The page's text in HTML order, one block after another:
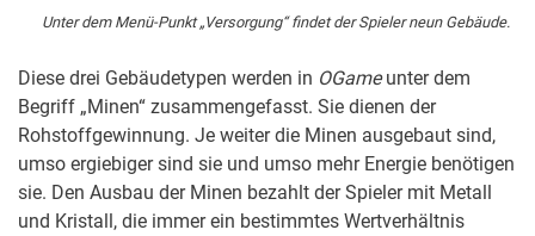
Unter dem Menü-Punkt „Versorgung“ findet der Spieler neun Gebäude.
Diese drei Gebäudetypen werden in OGameunter dem
Begriff „Minen“ zusammengefasst. Sie dienen der
Rohstoffgewinnung. Je weiter die Minen ausgebaut sind,
umso ergiebiger sind sie und umso mehr Energie benötigen
sie. Den Ausbau der Minen bezahlt der Spieler mit Metall
und Kristall, die immer ein bestimmtes Wertverhältnis